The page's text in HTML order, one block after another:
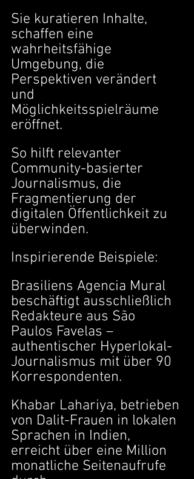
Sie kuratieren Inhalte,
schaffen eine
wahrheitsfähige
Umgebung, die
Perspektiven verändert
und
Möglichkeitsspielräume
eröffnet.
So hilft relevanter
Community-basierter
Journalismus, die
Fragmentierung der
digitalen Öffentlichkeit zu
überwinden.
Inspirierende Beispiele:
Brasiliens Agencia Mural
beschäftigt ausschließlich
Redakteure aus São
Paulos Favelas –
authentischer Hyperlokal-
Journalismus mit über 90
Korrespondenten.
Khabar Lahariya, betrieben
von Dalit-Frauen in lokalen
Sprachen in Indien,
erreicht über eine Million
monatliche Seitenaufrufe